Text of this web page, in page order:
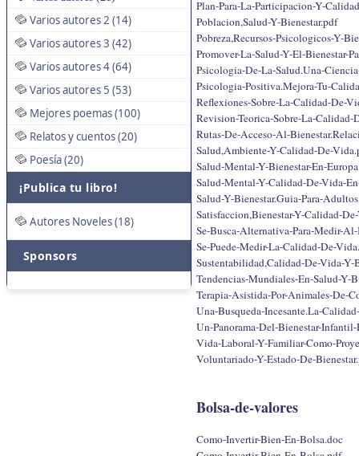
Varios autores 2 (14)
Varios autores 3 (42)
Varios autores 4 (64)
Varios autores 5 (53)
Mejores poemas (100)
Relatos y cuentos (20)
Poesía (20)
¡Publica tu libro!
Autores Noveles (18)
Sponsors
Plan-Para-La-Participacion-Y-
Poblacion,Salud-Y-Bienestar.pdf
Pobreza,Recursos-Psicologicos-Y-
Promover-La-Salud-Y-El-Bienestar-
Psicologia-De-La-Salud.Una-
Psicologia-Positiva.Mejora-Tu-
Reflexiones-Sobre-La-Calidad-De-
Revision-Teorica-Sobre-La-Calidad-
Rutas-De-Acceso-Al-
Salud,Ambiente-Y-Calidad-De-
Salud-Mental-Y-Bienestar-En-
Salud-Mental-Y-Calidad-De-Vida-
Salud-Y-Bienestar.Guia-Para-
Satisfaccion,Bienestar-Y-Calidad-
Se-Busca-Alternativa-Para-Medir-
Se-Puede-Medir-La-Calidad-De-
Sustentabilidad,Calidad-De-Vida-Y-
Tendencias-Mundiales-En-Salud-Y-
Terapia-Asistida-Por-Animales-De-
Una-Busqueda-Incesante.La-
Un-Panorama-Del-Bienestar-
Vida-Laboral-Y-Familiar-Como-
Voluntariado-Y-Estado-De-
Bolsa-de-valores
Como-Invertir-Bien-En-Bolsa.doc